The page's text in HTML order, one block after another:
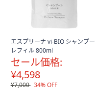
エスプリーナ vi-BIO シャンプー
レフィル 800ml
セール価格:
¥4,598
¥7,000 34% OFF